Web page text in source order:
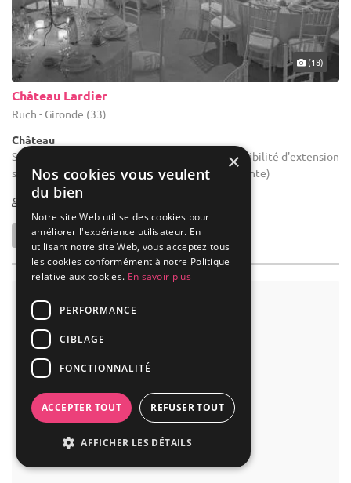
(18)
Château Lardier
Ruch - Gironde (33)
Château
Salle des fêtes : - Jusqu'à 220 invités assis. - Possibilité d'extension
sur une terrasse attenante de 150 m² (prévoir tente)
2-300
×
Nos cookies vous veulent
du bien
Notre site Web utilise des cookies pour
améliorer l'expérience utilisateur. En
utilisant notre site Web, vous acceptez tous
les cookies conformément à notre Politique
relative aux cookies. En savoir plus
PERFORMANCE
CIBLAGE
FONCTIONNALITÉ
ACCEPTER TOUT REFUSER TOUT
AFFICHER LES DÉTAILS